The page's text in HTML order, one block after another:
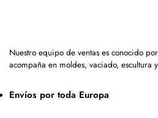
Nuestro equipo de ventas es conocido
acompaña en moldes, vaciado, escultura
Envíos por toda Europa